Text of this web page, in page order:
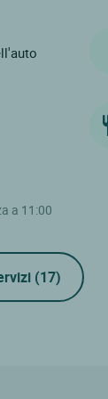
a 11:00
(17)